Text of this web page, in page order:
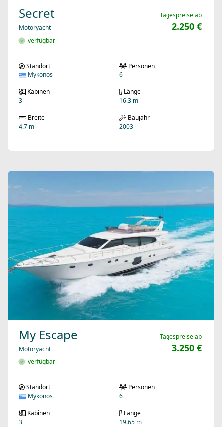
Secret
Motoryacht
verfügbar
Tagespreise ab
2.250 €
Standort
Mykonos
Personen
6
Kabinen
3
Länge
16.3 m
Breite
4.7 m
Baujahr
2003
My Escape
Motoryacht
verfügbar
Tagespreise ab
3.250 €
Standort
Mykonos
Personen
6
Kabinen
3
Länge
19.65 m